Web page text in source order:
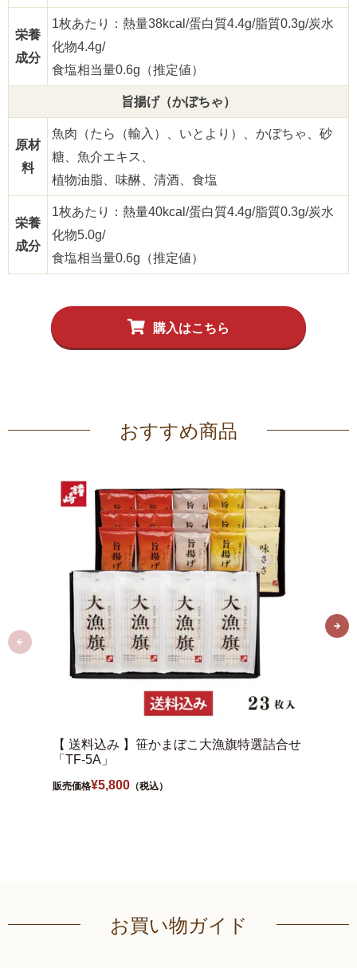
栄養
成分
1枚あたり：熱量38kcal/蛋白質4.4g/脂質0.3g/炭水
化物4.4g/
食塩相当量0.6g（推定値）
旨揚げ（かぼちゃ）
原材
料
魚肉（たら（輸入）、いとより）、かぼちゃ、砂
糖、魚介エキス、
植物油脂、味醂、清酒、食塩
栄養
成分
1枚あたり：熱量40kcal/蛋白質4.4g/脂質0.3g/炭水
化物5.0g/
食塩相当量0.6g（推定値）
購入はこちら
おすすめ商品
【 送料込み 】笹かまぼこ大漁旗特選詰合せ
「TF-5A」
販売価格¥5,800 （税込）
お買い物ガイド